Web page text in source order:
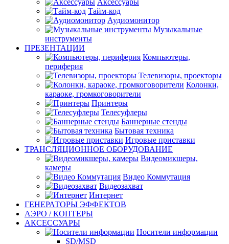
Аксессуары
Тайм-код
Аудиомонитор
Музыкальные
инструменты
ПРЕЗЕНТАЦИИ
Компьютеры,
периферия
Телевизоры, проекторы
Колонки,
караоке, громкоговорители
Принтеры
Телесуфлеры
Баннерные стенды
Бытовая техника
Игровые приставки
ТРАНСЛЯЦИОННОЕ ОБОРУДОВАНИЕ
Видеомикшеры,
камеры
Видео Коммутация
Видеозахват
Интернет
ГЕНЕРАТОРЫ ЭФФЕКТОВ
АЭРО / КОПТЕРЫ
АКСЕССУАРЫ
Носители информации
SD/MSD